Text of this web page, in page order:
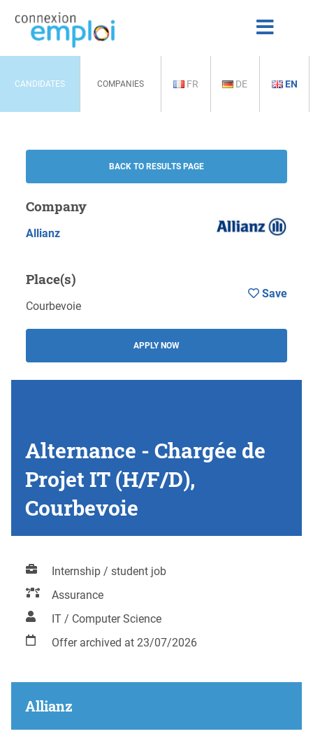
CANDIDATES COMPANIES FR DE EN
BACK TO RESULTS PAGE
Company
Allianz
Place(s)
Courbevoie
APPLY NOW
Save
Alternance - Chargée de
Projet IT (H/F/D),
Courbevoie
Internship / student job
Assurance
IT / Computer Science
Offer archived at 23/07/2026
Allianz